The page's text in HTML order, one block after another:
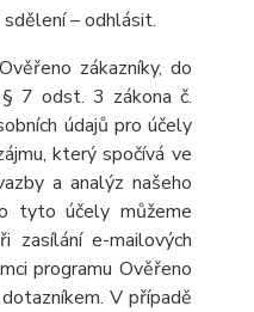
– odhlásit.
zákazníky, do
7 odst. 3 zákona č.
údajů pro účely
který spočívá ve
a analýz našeho
tyto účely můžeme
zasílání e-mailových
programu Ověřeno
V případě